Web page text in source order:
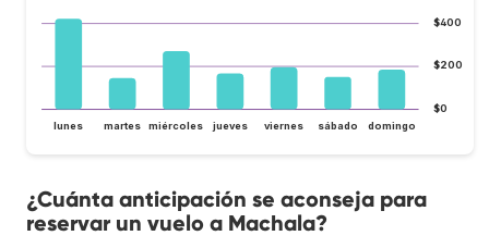
$0
$200
$400
lunes martes miércoles jueves viernes sábado domingo
¿Cuánta anticipación se aconseja para
reservar un vuelo a Machala?